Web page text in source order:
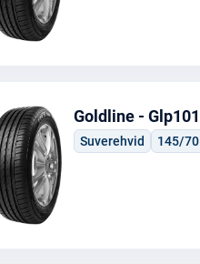
Goldline -
Suverehvid 145/